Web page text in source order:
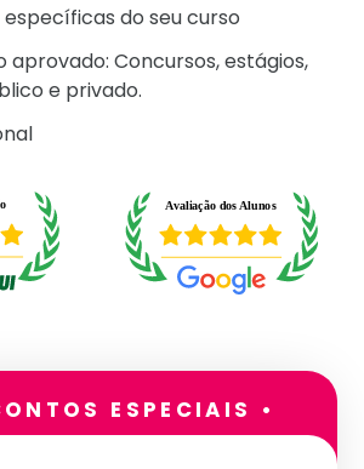
específicas do seu curso
aprovado: Concursos, estágios,
e privado.
ESPECIAIS •